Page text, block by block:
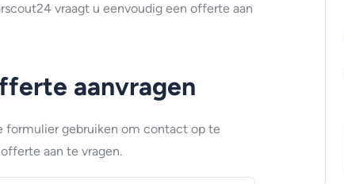
vraagt u eenvoudig een offerte aan
aanvragen
formulier gebruiken om contact op te
aan te vragen.